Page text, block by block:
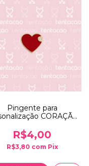
Pingente para
CORAÇÃO
R$4,00
R$3,80 com Pix